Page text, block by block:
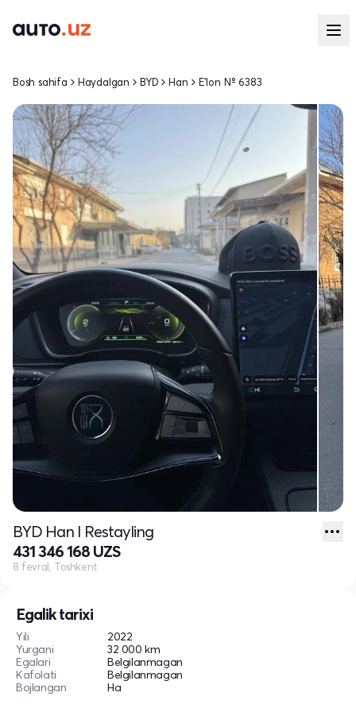
Egalik tarixi
Yili
2022
Yurgani
32 000 km
Egalari
Belgilanmagan
Kafolati
Belgilanmagan
Bojlangan
Ha
Bosh sahifa Haydalgan BYD Han E'lon № 6383
BYD Han I Restayling
431 346 168 UZS
8 fevral, Toshkent